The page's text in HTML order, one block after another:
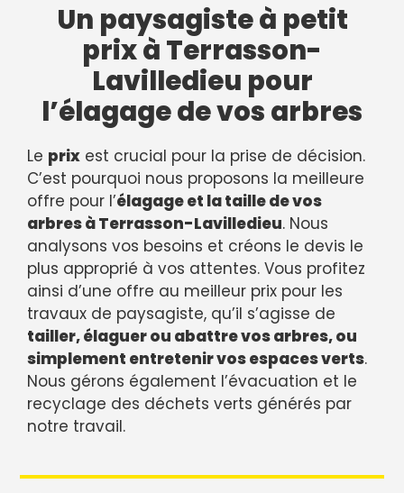
Un paysagiste à petit
prix à Terrasson-
Lavilledieu pour
l’élagage de vos arbres
Le prix est crucial pour la prise de décision.
C’est pourquoi nous proposons la meilleure
offre pour l’élagage et la taille de vos
arbres à Terrasson-Lavilledieu. Nous
analysons vos besoins et créons le devis le
plus approprié à vos attentes. Vous profitez
ainsi d’une offre au meilleur prix pour les
travaux de paysagiste, qu’il s’agisse de
tailler, élaguer ou abattre vos arbres, ou
simplement entretenir vos espaces verts.
Nous gérons également l’évacuation et le
recyclage des déchets verts générés par
notre travail.